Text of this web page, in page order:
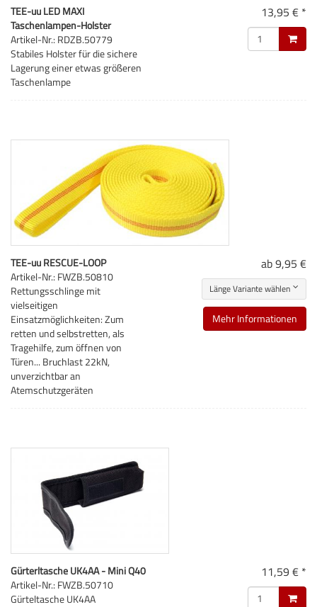
TEE-uu LED MAXI
Taschenlampen-Holster
Artikel-Nr.: RDZB.50779
Stabiles Holster für die sichere
Lagerung einer etwas größeren
Taschenlampe
13,95 € *
TEE-uu RESCUE-LOOP
Artikel-Nr.: FWZB.50810
Rettungsschlinge mit
vielseitigen
Einsatzmöglichkeiten: Zum
retten und selbstretten, als
Tragehilfe, zum öffnen von
Türen... Bruchlast 22kN,
unverzichtbar an
Atemschutzgeräten
ab 9,95 €
Länge Variante wählen
Mehr Informationen
Gürterltasche UK4AA - Mini Q40
Artikel-Nr.: FWZB.50710
Gürteltasche UK4AA
11,59 € *